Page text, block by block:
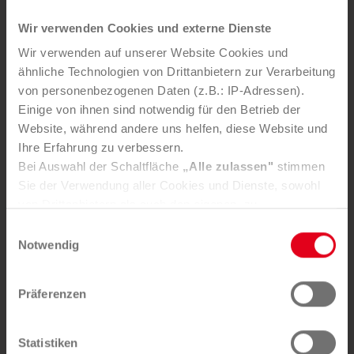
Wir verwenden Cookies und externe Dienste
Wir verwenden auf unserer Website Cookies und
ähnliche Technologien von Drittanbietern zur Verarbeitung
von personenbezogenen Daten (z.B.: IP-Adressen).
Einige von ihnen sind notwendig für den Betrieb der
Website, während andere uns helfen, diese Website und
Ihre Erfahrung zu verbessern.
Bei Auswahl der Schaltfläche „Alle zulassen" stimmen
Sie der Verwendung aller Cookies und Dienste, sowohl
selbst zu entscheiden, welche Cookies-Setzung Sie
Selbstverständlich können Sie über Consent Button in
der linken unteren Ecke die gesetzte Zustimmung
Nähere Informationen finden Sie in unserer
Notwendig
Präferenzen
Statistiken
Weitere News
5. AUGUST 2026
Mürztaler Sauber­macher bleibt
starker Part­ner der Stadt
Die Mürztaler Sauber­macher GmbH stärkt mit ge­zielten
lauf­wirt­schaft in der Re­gion.